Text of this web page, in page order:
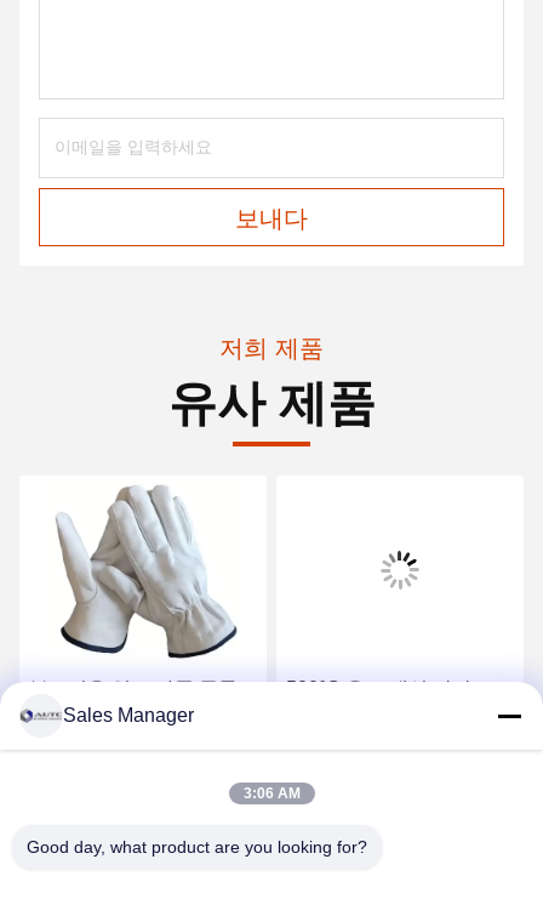
보내다
저희 제품
유사 제품
부드러운 염소 가죽 곡물
가죽 운전용 PPE 건설 산
업용 안전 장갑
최상의 가격을 얻으세요
500°C 온도 내성 장갑
1000°C 방사선 내성 열 내
성 장갑 보호 장갑
최상의 가격을 얻으세요
Sales Manager
3:06 AM
Good day, what product are you looking for?